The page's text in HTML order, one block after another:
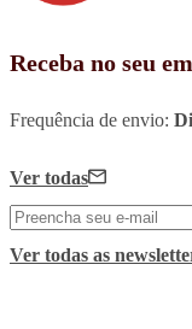
Receba no seu
Frequência de envio:
Ver todas
Ver todas as